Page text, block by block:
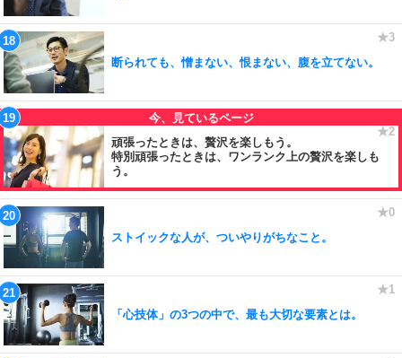
断られても、憎まない、恨まない、腹を立てない。
頑張ったときは、贅沢を楽しもう。
特別頑張ったときは、ワンランク上の贅沢を楽しも
う。
ストイックな人が、ついやりがちなこと。
「心技体」の3つの中で、最も大切な要素とは。